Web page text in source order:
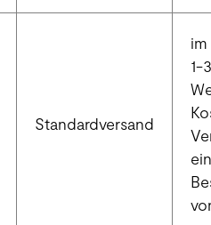
Standardversand
1-3